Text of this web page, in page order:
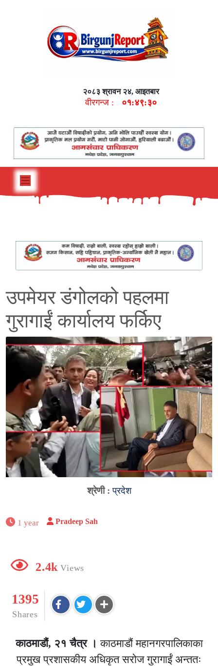
२०८३ श्रावन २४, आइतबार
वीरगन्ज : ०१:४९:३१
उपमेयर डंगोलको पहलमा
गुरागाईं कार्यालय फर्किए
श्रेणी :प्रदेश
1 year Pradeep Sah
2.4k Views
1395
Shares
काठमाडौं, २१ चैत्र । काठमाडौं महानगरपालिकाका
प्रमुख प्रशासकीय अधिकृत सरोज गुरागाईं अन्ततः